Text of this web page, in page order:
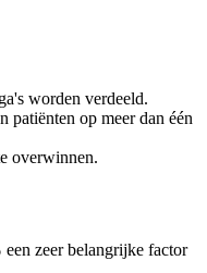
worden verdeeld.
patiënten op meer dan één
overwinnen.
een zeer belangrijke factor